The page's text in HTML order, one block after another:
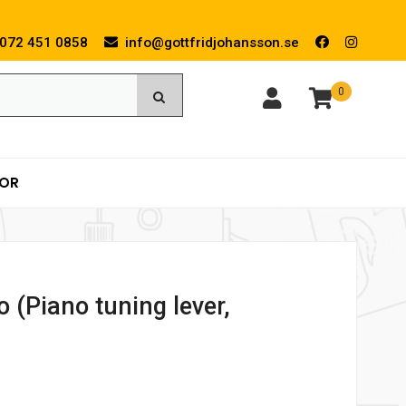
072 451 0858
info@gottfridjohansson.se
0
(Piano tuning lever,